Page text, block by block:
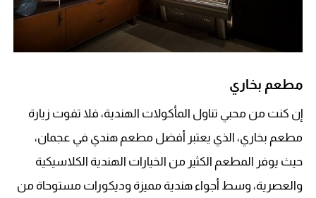
مطعم بخاري
إن كنت من محبي تناول المأكولات الهندية، فلا تفوت زيارة
مطعم بخاري، الذي يعتبر أفضل مطعم هندي في عجمان،
حيث يوفر المطعم الكثير من الخيارات الهندية الكلاسيكية
والعصرية، وسط أجواء هندية مميزة وديكورات مستوحاة من